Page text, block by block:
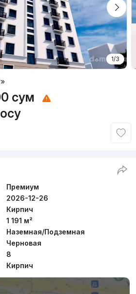
1/3
сум
Премиум
2026-12-26
Кирпич
1 191 м²
Наземная/Подземная
Черновая
8
Кирпич